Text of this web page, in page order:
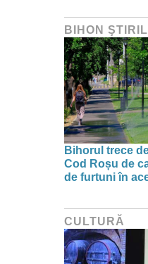
BIHON
Bihorul trece
Cod Roșu de
de furtuni în
CULTURĂ